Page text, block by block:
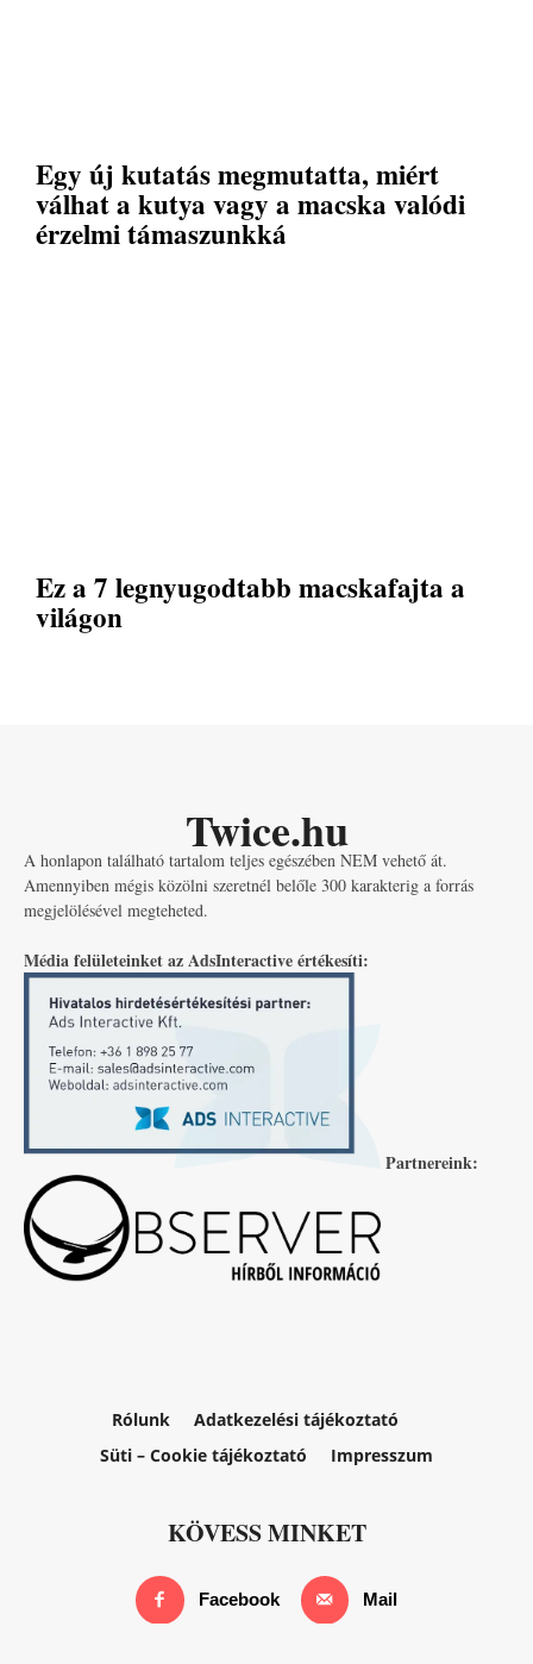
Egy új kutatás megmutatta, miért
válhat a kutya vagy a macska valódi
érzelmi támaszunkká
Ez a 7 legnyugodtabb macskafajta a
világon
Twice.hu
A honlapon található tartalom teljes egészében NEM vehető át.
Amennyiben mégis közölni szeretnél belőle 300 karakterig a forrás
megjelölésével megteheted.
Média felületeinket az AdsInteractive értékesíti:
Partnereink:
Rólunk
Adatkezelési tájékoztató
Süti – Cookie tájékoztató
Impresszum
KÖVESS MINKET
Facebook Mail